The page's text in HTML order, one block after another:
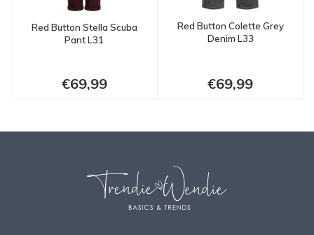
Red Button Stella Scuba
Pant L31
€69,99
Red Button Colette Grey
Denim L33
€69,99